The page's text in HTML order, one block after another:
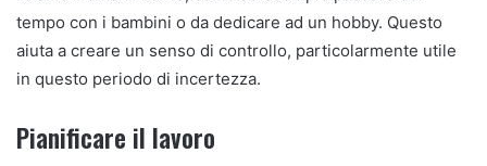
tempo con i bambini o da dedicare ad un hobby. Questo
aiuta a creare un senso di controllo, particolarmente utile
in questo periodo di incertezza.
Pianificare il lavoro